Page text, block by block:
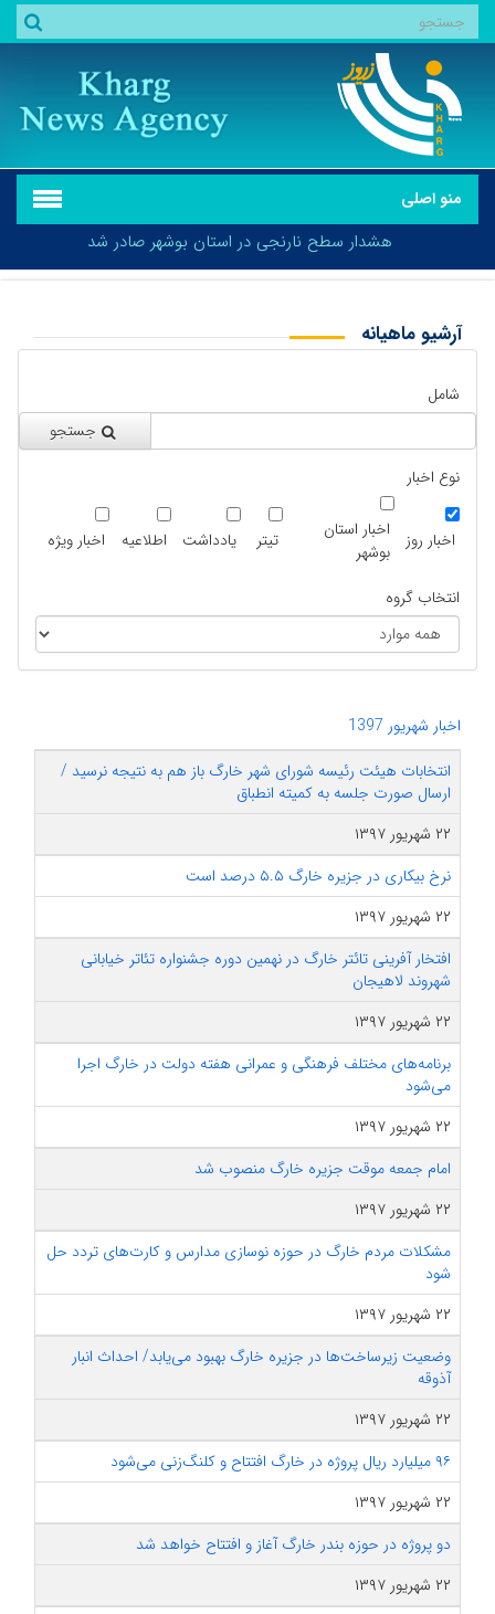
منو اصلی
هشدار سطح نارنجی در استان بوشهر صادر شد
آرشیو ماهیانه
شامل
جستجو
نوع اخبار
اخبار روز
اخبار استان
بوشهر
تیتر یادداشت اطلاعیه اخبار ویژه
انتخاب گروه
اخبار شهریور 1397
انتخابات هیئت رئیسه شورای شهر خارگ باز هم به نتیجه نرسید /
ارسال صورت جلسه به کمیته انطباق
۲۲ شهریور ۱۳۹۷
نرخ بیکاری در جزیره خارگ ۵.۵ درصد است
۲۲ شهریور ۱۳۹۷
افتخار آفرینی تائتر خارگ در نهمین دوره جشنواره تئاتر خیابانی
شهروند لاهیجان
۲۲ شهریور ۱۳۹۷
برنامه‌های مختلف فرهنگی و عمرانی هفته دولت در خارگ اجرا
می‌شود
۲۲ شهریور ۱۳۹۷
امام جمعه موقت جزیره خارگ منصوب شد
۲۲ شهریور ۱۳۹۷
مشکلات مردم خارگ در حوزه نوسازی مدارس و کارت‌های تردد حل
شود
۲۲ شهریور ۱۳۹۷
وضعیت زیرساخت‌ها در جزیره خارگ بهبود می‌یابد/ احداث انبار
آذوقه
۲۲ شهریور ۱۳۹۷
۹۶ میلیارد ریال پروژه در خارگ افتتاح و کلنگ‌زنی می‌شود
۲۲ شهریور ۱۳۹۷
دو پروژه در حوزه بندر خارگ آغاز و افتتاح خواهد شد
۲۲ شهریور ۱۳۹۷